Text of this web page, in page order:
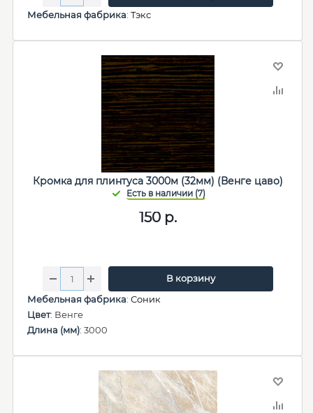
Мебельная фабрика: Тэкс
Кромка для плинтуса 3000м (32мм) (Венге цаво)
150 р.
В корзину
Мебельная фабрика: Соник
Цвет: Венге
Длина (мм): 3000